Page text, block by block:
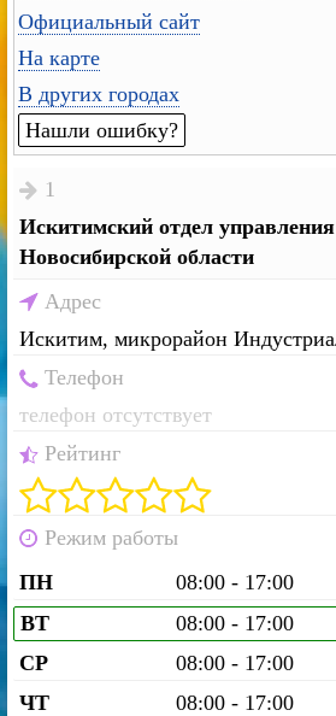
Официальный сайт
На карте
В других городах
Нашли ошибку?
1
Искитимский отдел
Новосибирской области
Адрес
Искитим, микрорайон
Телефон
телефон отсутствует
Рейтинг
Режим работы
ПН
08:00 - 17:00
ВТ 08:00 - 17:00
СР 08:00 - 17:00
ЧТ 08:00 - 17:00